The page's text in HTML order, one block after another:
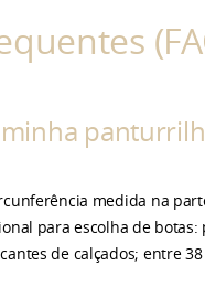
medida na
para escolha de
de calçados; entre